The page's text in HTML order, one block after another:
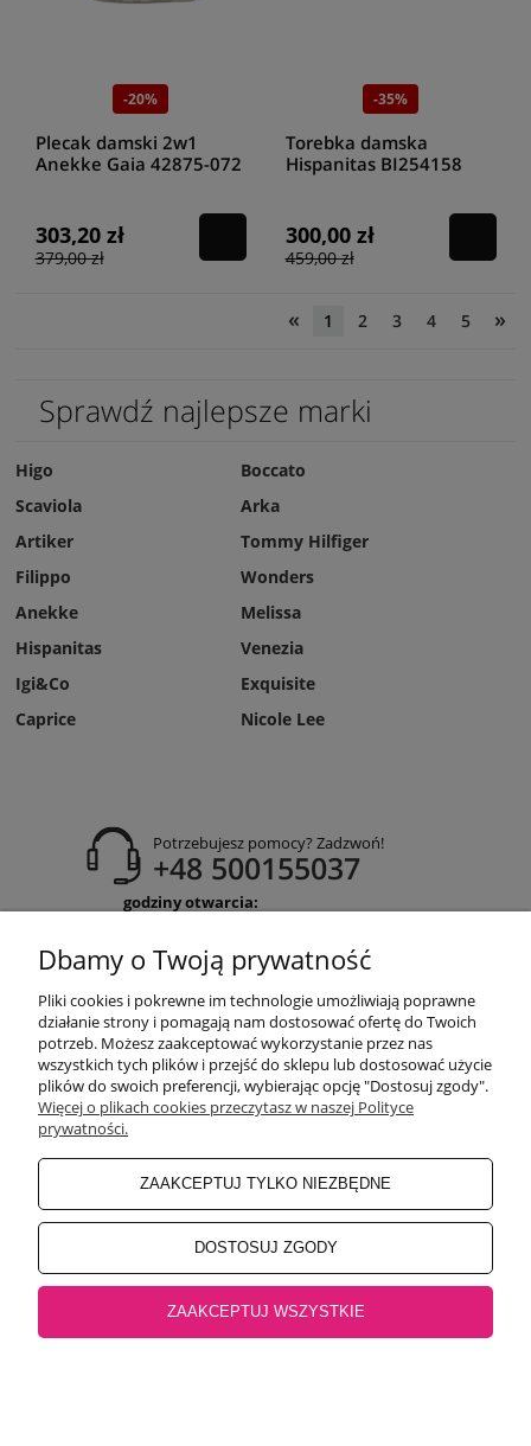
-20%
Plecak damski 2w1
Anekke Gaia 42875-072
303,20 zł
379,00 zł
-35%
Torebka damska
Hispanitas BI254158
300,00 zł
459,00 zł
« 1 2 3 4 5 »
Sprawdź najlepsze marki
Higo
Scaviola
Artiker
Filippo
Boccato
Arka
Tommy Hilfiger
Wonders
Anekke
Hispanitas
Igi&Co
Caprice
Melissa
Venezia
Exquisite
Nicole Lee
Potrzebujesz pomocy? Zadzwoń!
+48 500155037
godziny otwarcia:
obuwiehigo@gmail.com
WARUNKI ZAKUPÓW
MOJE KONTO
INFORMACJE O SKLEPIE
BEZPIECZNE PŁATNOŚCI
32-500 Chrzanów, Rynek 18 |Salon Jaworzno
Jaworzno, Rynek 4 |Salon Oświęcim32-600 Oświęcim, ul. Mickiewicza 10
Dbamy o Twoją prywatność
Pliki cookies i pokrewne im technologie umożliwiają poprawne
działanie strony i pomagają nam dostosować ofertę do Twoich
potrzeb. Możesz zaakceptować wykorzystanie przez nas
wszystkich tych plików i przejść do sklepu lub dostosować użycie
plików do swoich preferencji, wybierając opcję "Dostosuj zgody".
Więcej o plikach cookies przeczytasz w naszej Polityce
prywatności.
ZAAKCEPTUJ TYLKO NIEZBĘDNE
DOSTOSUJ ZGODY
ZAAKCEPTUJ WSZYSTKIE